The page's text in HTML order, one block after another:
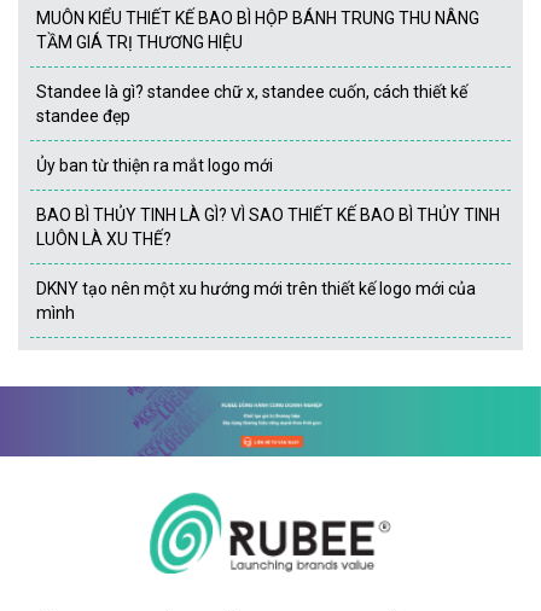
MUÔN KIỂU THIẾT KẾ BAO BÌ HỘP BÁNH TRUNG THU NÂNG
TẦM GIÁ TRỊ THƯƠNG HIỆU
Standee là gì? standee chữ x, standee cuốn, cách thiết kế
standee đẹp
Ủy ban từ thiện ra mắt logo mới
BAO BÌ THỦY TINH LÀ GÌ? VÌ SAO THIẾT KẾ BAO BÌ THỦY TINH
LUÔN LÀ XU THẾ?
DKNY tạo nên một xu hướng mới trên thiết kế logo mới của
mình